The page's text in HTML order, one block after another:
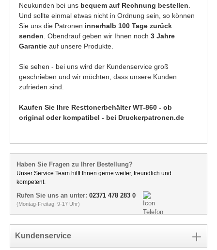
Neukunden bei uns bequem auf Rechnung bestellen
Und sollte einmal etwas nicht in Ordnung sein, so können
Sie uns die Patronen innerhalb 100 Tage zurück
senden . Obendrauf geben wir Ihnen noch 3 Jahre
Garantie auf unsere Produkte.
Sie sehen - bei uns wird der Kundenservice groß
geschrieben und wir möchten, dass unsere Kunden
zufrieden sind.
Kaufen Sie Ihre Resttonerbehälter WT-860 - ob
original oder kompatibel - bei Druckerpatronen.de
Haben Sie Fragen zu Ihrer Bestellung?
Unser Service Team hilft Ihnen gerne weiter, freundlich und
kompetent.
Rufen Sie uns an unter: 02371 478 283 0
(Montag-Freitag, 9-17 Uhr)
Kundenservice